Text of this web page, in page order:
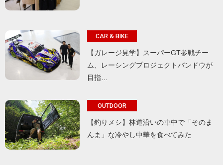
CAR & BIKE
【ガレージ見学】スーパーGT参戦チー
ム、レーシングプロジェクトバンドウが
目指…
OUTDOOR
【釣りメシ】林道沿いの車中で「そのま
んま」な冷やし中華を食べてみた